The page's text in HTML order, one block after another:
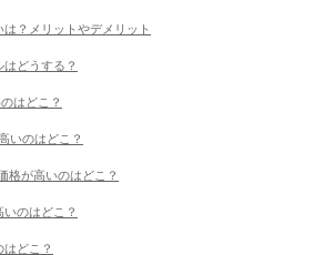
？メリットやデメリット
どうする？
はどこ？
いのはどこ？
格が高いのはどこ？
のはどこ？
どこ？